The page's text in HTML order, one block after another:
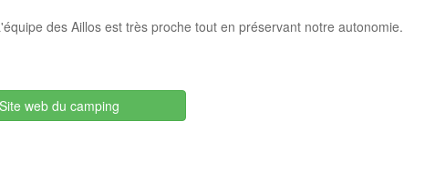
des Aillos est très proche tout en préservant notre autonomie.
web du camping